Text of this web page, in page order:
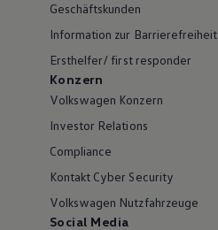
Geschäftskunden
Information zur Barrierefreiheit
Ersthelfer/ first responder
Konzern
Volkswagen Konzern
Investor Relations
Compliance
Kontakt Cyber Security
Volkswagen Nutzfahrzeuge
Social Media